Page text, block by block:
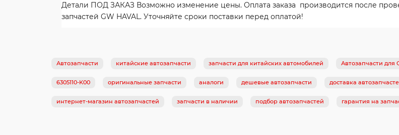
Детали ПОД ЗАКАЗ Возможно изменение цены. Оплата заказа производится после
запчастей GW HAVAL. Уточняйте сроки поставки перед оплатой!
Автозапчасти китайские автозапчасти запчасти для китайских автомобилей Автозапчасти для
6305110-K00 оригинальные запчасти аналоги дешевые автозапчасти доставка
интернет-магазин автозапчастей запчасти в наличии подбор автозапчастей гарантия на